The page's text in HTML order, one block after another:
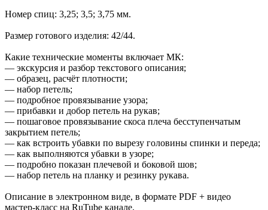
Номер спиц: 3,25; 3,5; 3,75 мм.
Размер готового изделия: 42/44.
Какие технические моменты включает МК:
— экскурсия и разбор текстового описания;
— образец, расчёт плотности;
— набор петель;
— подробное провязывание узора;
— прибавки и добор петель на рукав;
— пошаговое провязывание скоса плеча бесступенчатым
закрытием петель;
— как встроить убавки по вырезу головины спинки и переда;
— как выполняются убавки в узоре;
— подробно показан плечевой и боковой шов;
— набор петель на планку и резинку рукава.
Описание в электронном виде, в формате PDF + видео
мастер-класс на RuTube канале.